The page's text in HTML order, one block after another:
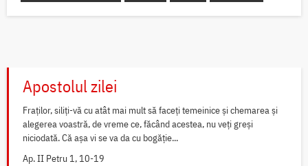
Apostolul zilei
Fraților, siliți-vă cu atât mai mult să faceți temeinice și chemarea și
alegerea voastră, de vreme ce, făcând acestea, nu veți greși
niciodată. Că așa vi se va da cu bogăție...
Ap. II Petru 1, 10-19